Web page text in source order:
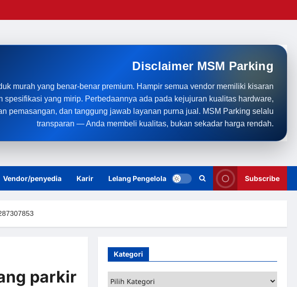
Disclaimer MSM Parking
murah yang benar-benar premium. Hampir semua vendor memiliki kisaran
spesifikasi yang mirip. Perbedaannya ada pada kejujuran kualitas hardware,
pemasangan, dan tanggung jawab layanan purna jual. MSM Parking selalu
transparan — Anda membeli kualitas, bukan sekadar harga rendah.
Vendor/penyedia Karir Lelang Pengelola Subscribe
parkir
Kategori